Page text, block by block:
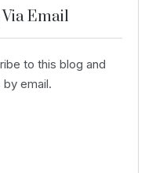
Email
to this blog and
email.